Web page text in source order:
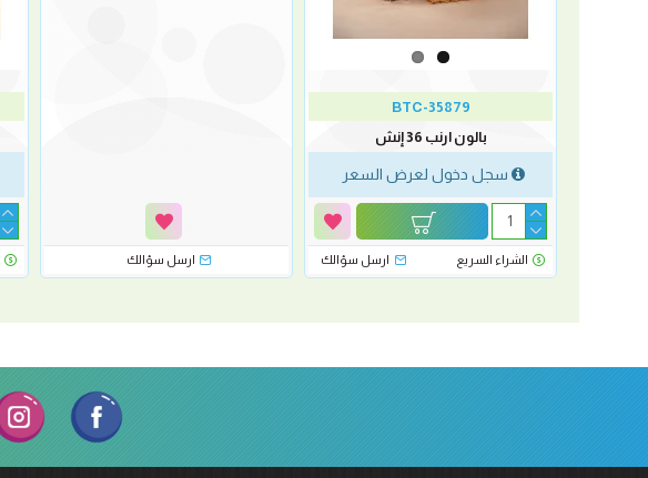
BTC-35879
بالون ارنب 36 إنش
سجل دخول لعرض السعر
الشراء السريع ارسل سؤالك ارسل سؤالك